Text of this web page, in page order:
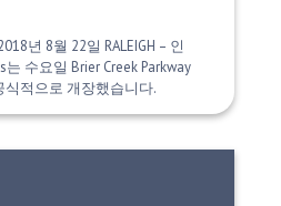
년 8월 22일 RALEIGH – 인
수요일 Brier Creek Parkway
식적으로 개장했습니다.